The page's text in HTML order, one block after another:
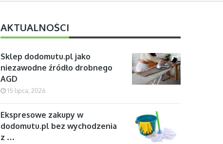
AKTUALNOŚCI
Sklep dodomutu.pl jako
niezawodne źródło drobnego
AGD
15 lipca, 2026
Ekspresowe zakupy w
dodomutu.pl bez wychodzenia
z …